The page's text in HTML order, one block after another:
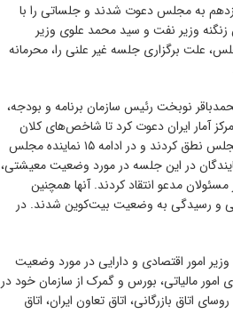
به مجلس دعوت شدند و جلساتی را با
خرداد نمایندگان با بیژن زنگنه وزیر نفت و سید محمد علوی وزیر
علت برگزاری جلسه غیر علنی را، محرمانه
۱۳ خرداد خود هم از محمدباقر نوبخت رئیس سازمان برنامه و بودجه،
آمار ایران دعوت کرد تا شاخص‌های کلان
اقتصادی را بررسی کند. در این جلسه همتی و نوبخت در صحن مجلس نطق کردند و در ادامه ۱۵ نماینده مجلس
در این جلسه در مورد وضعیت معیشتی،
مدعو انتقاد کردند. آنها همچنین
و رسیدگی به وضعیت بیت‌کوین شدند. در
فرهاد دژپسند وزیر امور اقتصادی و دارایی در مورد وضعیت
مالیاتی، بورس و گمرک از سازمان خود در
اتاق بازرگانی، اتاق تعاون ایران، اتاق